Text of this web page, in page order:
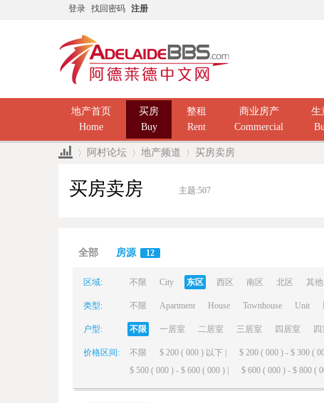
登录 找回密码 注册
地产首页
Home
买房
Buy
整租
Rent
商业房产
Commercial
生
阿村论坛 地产频道 买房卖房
买房卖房 主题:507
全部 房源 12
区域: 不限 City 东区 西区 南区 北区 其他
类型: 不限 Apartment House Townhouse Unit
户型: 不限 一居室 二居室 三居室 四居室
价格区间: 不限 $ 200 ( 000 ) 以下 | $ 200 ( 000 ) - $ 300 (
$ 500 ( 000 ) - $ 600 ( 000 ) |
$ 600 ( 000 ) - $ 800 (